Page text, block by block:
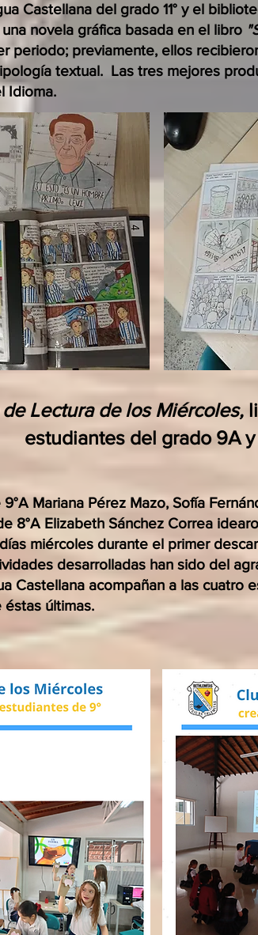
Castellana del grado 11° y el
novela gráfica basada en el libro
periodo; previamente, ellos
textual. Las tres mejores
Idioma.
Lectura de los Miércoles,
estudiantes del grado 9A
Mariana Pérez Mazo, Sofía
8°A Elizabeth Sánchez Correa
miércoles durante el primer
desarrolladas han sido del
Castellana acompañan a las cuatro
últimas.